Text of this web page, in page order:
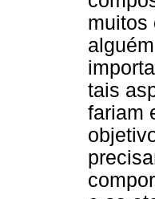
muitos
tais
fariam